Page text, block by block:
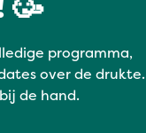
programma,
over de drukte.
de hand.